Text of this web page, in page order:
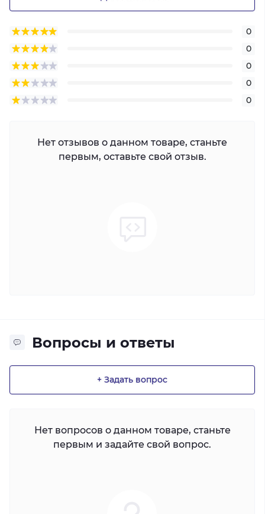
0
0
0
0
0
Нет отзывов о данном товаре, станьте
первым, оставьте свой отзыв.
Вопросы и ответы
+ Задать вопрос
Нет вопросов о данном товаре, станьте
первым и задайте свой вопрос.